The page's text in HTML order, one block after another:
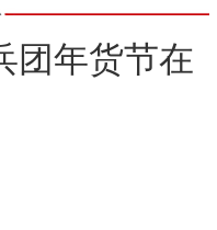
团年货节在